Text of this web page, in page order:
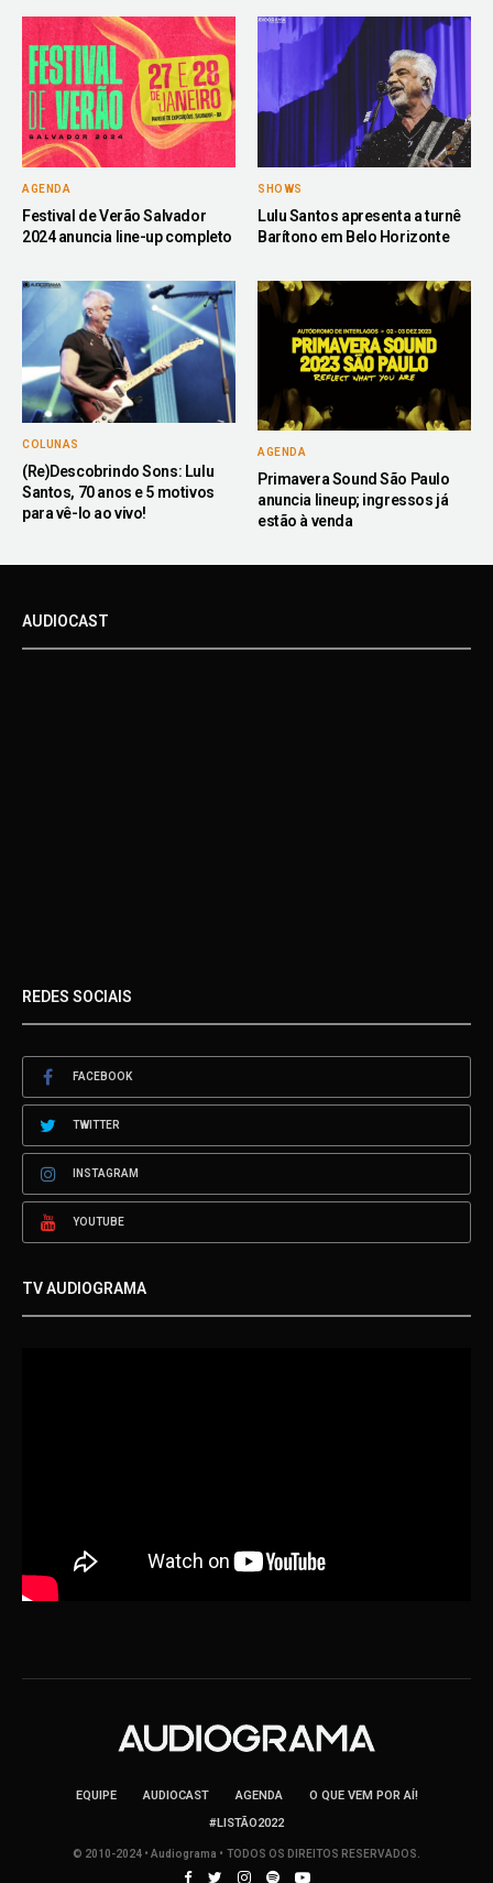
AGENDA
Festival de Verão Salvador
2024 anuncia line-up completo
SHOWS
Lulu Santos apresenta a turnê
Barítono em Belo Horizonte
COLUNAS
(Re)Descobrindo Sons: Lulu
Santos, 70 anos e 5 motivos
para vê-lo ao vivo!
AGENDA
Primavera Sound São Paulo
anuncia lineup; ingressos já
estão à venda
AUDIOCAST
REDES SOCIAIS
FACEBOOK
TWITTER
INSTAGRAM
YOUTUBE
TV AUDIOGRAMA
EQUIPE AUDIOCAST AGENDA
O QUE VEM POR AÍ!
#LISTÃO2022
© 2010-2024 • Audiograma • TODOS OS DIREITOS RESERVADOS.